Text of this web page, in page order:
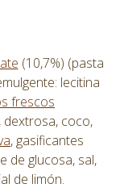
(10,7%) (pasta
lecitina
frescos
, dextrosa, coco,
, gasificantes
de glucosa, sal,
de limón.